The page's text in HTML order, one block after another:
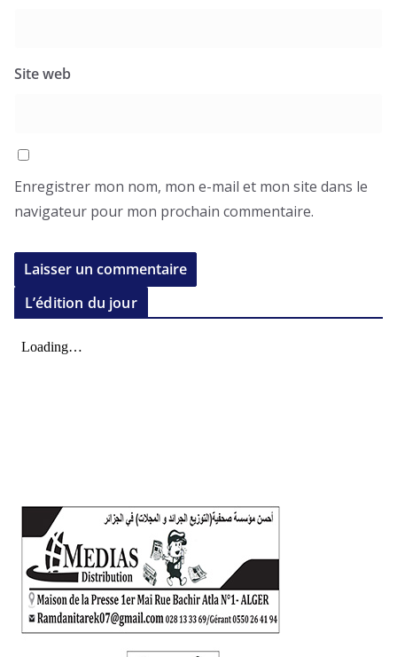
Site web
Enregistrer mon nom, mon e-mail et mon site dans le
navigateur pour mon prochain commentaire.
L’édition du jour